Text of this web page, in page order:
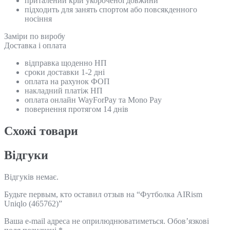
підходить для занять спортом або повсякденного
носіння
Замiри по виробу
Доставка і оплата
відправка щоденно НП
сроки доставки 1-2 дні
оплата на рахунок ФОП
накладний платіж НП
оплата онлайн WayForPay та Mono Pay
повернення протягом 14 днів
Схожi товари
Відгуки
Відгуків немає.
Будьте первым, кто оставил отзыв на “Футболка AIRism
Uniqlo (465762)”
Ваша e-mail адреса не оприлюднюватиметься. Обов’язкові